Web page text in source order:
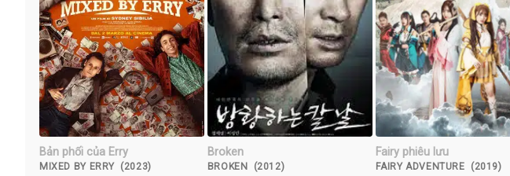
Bản phối của Erry
MIXED BY ERRY (2023)
Broken
BROKEN (2012)
Fairy phiêu lưu
FAIRY ADVENTURE (2019)